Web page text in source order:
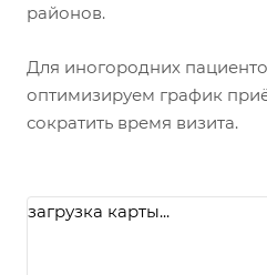
районов.
Для иногородних
оптимизируем график
сократить время визита.
загрузка карты...